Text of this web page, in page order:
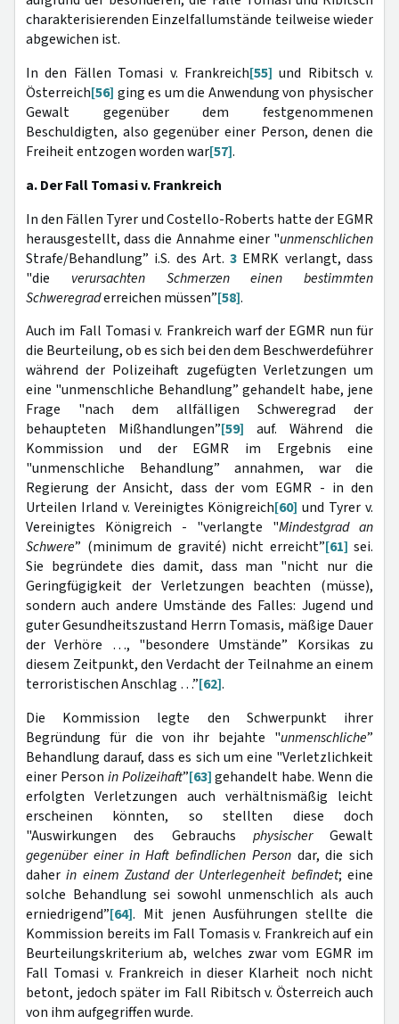
charakterisierenden Einzelfallumstände teilweise wieder
abgewichen ist.
In den Fällen Tomasi v. Frankreich[55] und Ribitsch v.
Österreich[56] ging es um die Anwendung von physischer
Gewalt gegenüber dem festgenommenen
Beschuldigten, also gegenüber einer Person, denen die
Freiheit entzogen worden war[57].
a. Der Fall Tomasi v. Frankreich
In den Fällen Tyrer und Costello-Roberts hatte der EGMR
herausgestellt, dass die Annahme einer "unmenschlichen
Strafe/Behandlung” i.S. des Art.3 EMRK verlangt, dass
"die verursachten Schmerzen einen bestimmten
Schweregraderreichen müssen”[58].
Auch im Fall Tomasi v. Frankreich warf der EGMR nun für
die Beurteilung, ob es sich bei den dem Beschwerdeführer
während der Polizeihaft zugefügten Verletzungen um
eine "unmenschliche Behandlung” gehandelt habe, jene
Frage "nach dem allfälligen Schweregrad der
behaupteten Mißhandlungen”[59] auf. Während die
Kommission und der EGMR im Ergebnis eine
"unmenschliche Behandlung” annahmen, war die
Regierung der Ansicht, dass der vom EGMR - in den
Urteilen Irland v. Vereinigtes Königreich[60] und Tyrer v.
Vereinigtes Königreich - "verlangte "Mindestgrad an
Schwere” (minimum de gravité) nicht erreicht”[61] sei.
Sie begründete dies damit, dass man "nicht nur die
Geringfügigkeit der Verletzungen beachten (müsse),
sondern auch andere Umstände des Falles: Jugend und
guter Gesundheitszustand Herrn Tomasis, mäßige Dauer
der Verhöre …, "besondere Umstände” Korsikas zu
diesem Zeitpunkt, den Verdacht der Teilnahme an einem
terroristischen Anschlag …”[62].
Die Kommission legte den Schwerpunkt ihrer
Begründung für die von ihr bejahte "unmenschliche”
Behandlung darauf, dass es sich um eine "Verletzlichkeit
einer Person in Polizeihaft”[63]gehandelt habe. Wenn die
erfolgten Verletzungen auch verhältnismäßig leicht
erscheinen könnten, so stellten diese doch
"Auswirkungen des Gebrauchs physischerGewalt
gegenüber einer in Haft befindlichen Persondar, die sich
daherin einem Zustand der Unterlegenheit befindet; eine
solche Behandlung sei sowohl unmenschlich als auch
erniedrigend”[64]. Mit jenen Ausführungen stellte die
Kommission bereits im Fall Tomasis v. Frankreich auf ein
Beurteilungskriterium ab, welches zwar vom EGMR im
Fall Tomasi v. Frankreich in dieser Klarheit noch nicht
betont, jedoch später im Fall Ribitsch v. Österreich auch
von ihm aufgegriffen wurde.